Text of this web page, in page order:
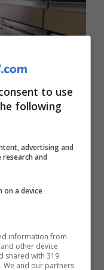
in luce
del caso da
tecnica
la cartella
lacunosità e
to use
following
advertising and
and
on a device
information from
other device
shared with 319
We and our partners